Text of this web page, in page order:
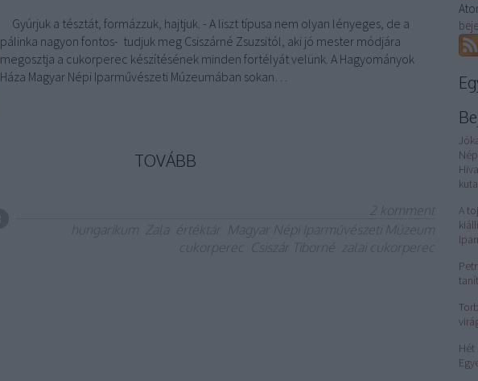
Gyúrjuk a tésztát, formázzuk, hajtjuk. - A liszt típusa nem olyan lényeges, de a
pálinka nagyon fontos- tudjuk meg Csiszárné Zsuzsitól, aki jó mester módjára
megosztja a cukorperec készítésének minden fortélyát velünk. A Hagyományok
Háza Magyar Népi Iparművészeti Múzeumában sokan…
TOVÁBB
2 komment
hungarikum
Zala értéktár Magyar Népi Iparművészeti Múzeum
cukorperec
Csiszár Tiborné zalai cukorperec
A
Hét